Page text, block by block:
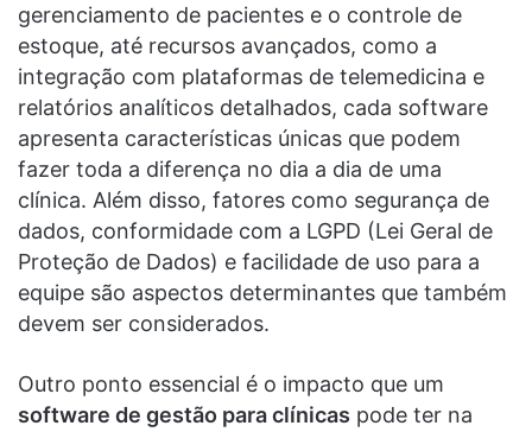
gerenciamento de pacientes e o controle de
estoque, até recursos avançados, como a
integração com plataformas de telemedicina e
relatórios analíticos detalhados, cada software
apresenta características únicas que podem
fazer toda a diferença no dia a dia de uma
clínica. Além disso, fatores como segurança de
dados, conformidade com a LGPD (Lei Geral de
Proteção de Dados) e facilidade de uso para a
equipe são aspectos determinantes que também
devem ser considerados.
Outro ponto essencial é o impacto que um
software de gestão para clínicas pode ter na